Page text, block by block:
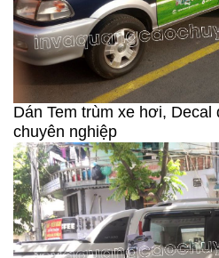
Dán Tem trùm xe hơi,
chuyên nghiệp